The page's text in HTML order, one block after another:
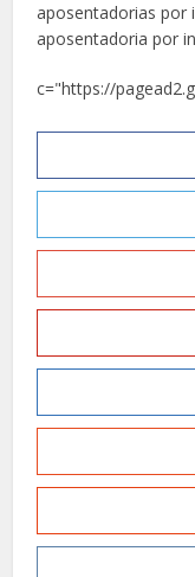
aposentadorias por
aposentadoria por
c="https://